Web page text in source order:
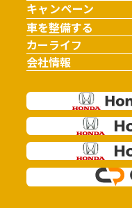
キャンペーン
車を整備する
カーライフ
会社情報